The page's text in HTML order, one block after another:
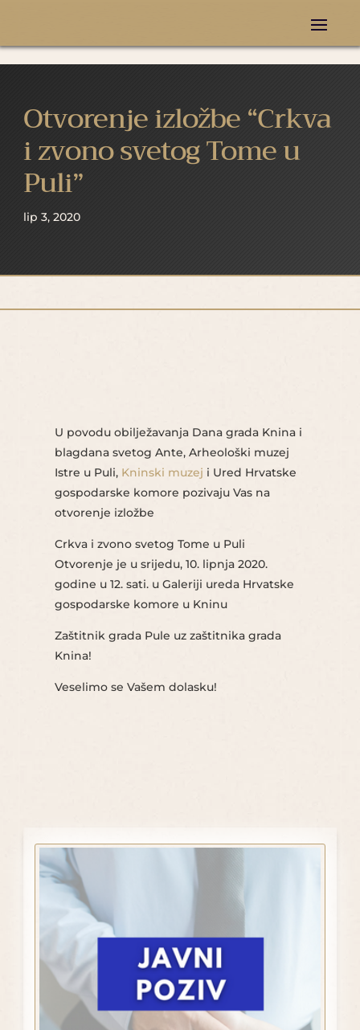
Otvorenje izložbe “Crkva
i zvono svetog Tome u
Puli”
lip 3, 2020
U povodu obilježavanja Dana grada Knina i
blagdana svetog Ante, Arheološki muzej
Istre u Puli, Kninski muzej i Ured Hrvatske
gospodarske komore pozivaju Vas na
otvorenje izložbe
Crkva i zvono svetog Tome u Puli
Otvorenje je u srijedu, 10. lipnja 2020.
godine u 12. sati. u Galeriji ureda Hrvatske
gospodarske komore u Kninu
Zaštitnik grada Pule uz zaštitnika grada
Knina!
Veselimo se Vašem dolasku!